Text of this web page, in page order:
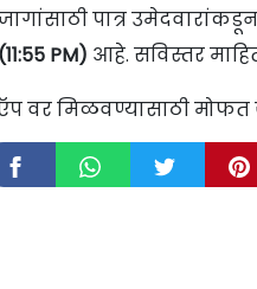
पात्र
PM) आहे. सविस्तर
वर मिळवण्यासाठी